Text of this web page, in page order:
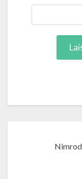
Nimrod